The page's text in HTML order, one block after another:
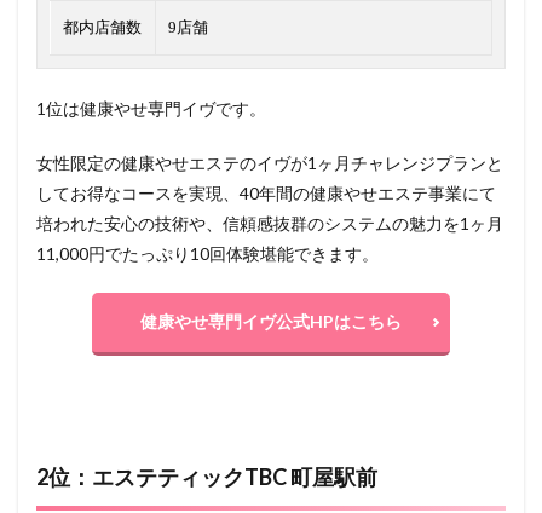
都内店舗数 9店舗
1位は健康やせ専門イヴです。
女性限定の健康やせエステのイヴが1ヶ月チャレンジプランと
してお得なコースを実現、40年間の健康やせエステ事業にて
培われた安心の技術や、信頼感抜群のシステムの魅力を1ヶ月
11,000円でたっぷり10回体験堪能できます。
健康やせ専門イヴ公式HPはこちら
2位：エステティックTBC 町屋駅前